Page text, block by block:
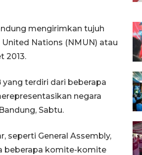
mengirimkan tujuh
Nations (NMUN) atau
2013.
terdiri dari beberapa
negara
Sabtu.
seperti General Assembly,
beberapa komite-komite